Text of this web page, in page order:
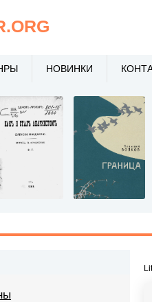
.ORG
НОВИНКИ